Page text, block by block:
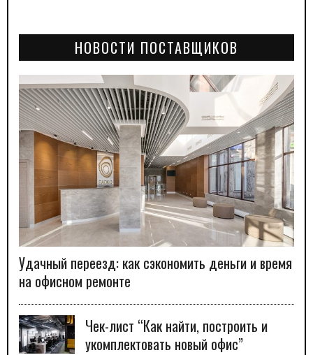
НОВОСТИ ПОСТАВЩИКОВ
Удачный переезд: как сэкономить деньги и время
на офисном ремонте
Чек-лист “Как найти, построить и
укомплектовать новый офис”